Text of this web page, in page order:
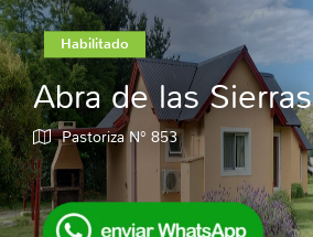
Habilitado
Abra de las Sierras
Pastoriza N° 853